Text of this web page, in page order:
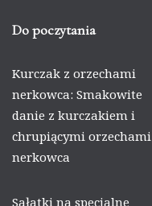
Do poczytania
Kurczak z orzechami
nerkowca: Smakowite
danie z kurczakiem i
chrupiącymi orzechami
nerkowca
Sałatki na specjalne